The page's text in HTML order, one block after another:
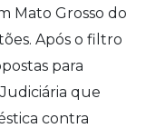
Mato Grosso do
Após o filtro
para
que
contra